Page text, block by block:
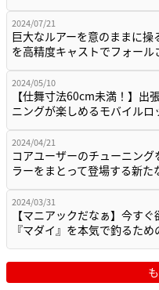
2024/07/21
巨大なルアーを意のままに操
を高精度キャストでフォー
2024/05/10
【仕舞寸法60cm未満！】出
ニングが楽しめるモバイル
2024/04/21
コアユーザーのチューニング
ラーをまとって登場する新
2024/03/31
【マニアックだなぁ】今す
『マダイ』を本気で釣るた